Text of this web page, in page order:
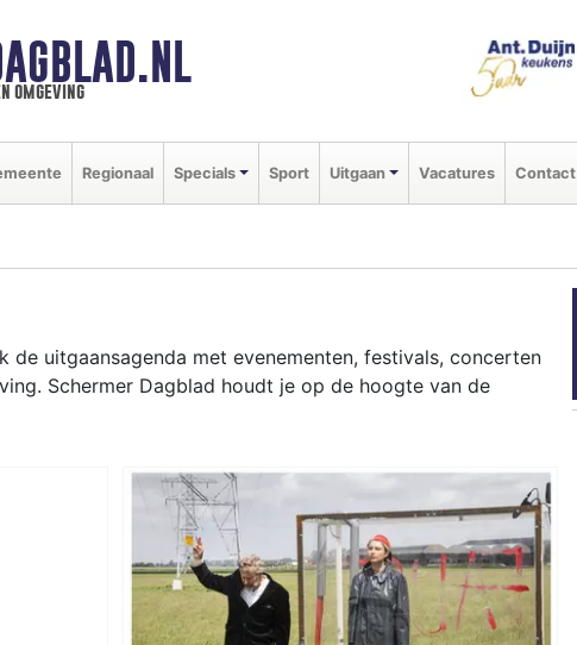
omgeving
Regionaal Specials Sport Uitgaan Vacatures Contact
de uitgaansagenda met evenementen, festivals, concerten
Schermer Dagblad houdt je op de hoogte van de
tot muziekfestivals en culinaire events - ontdek het